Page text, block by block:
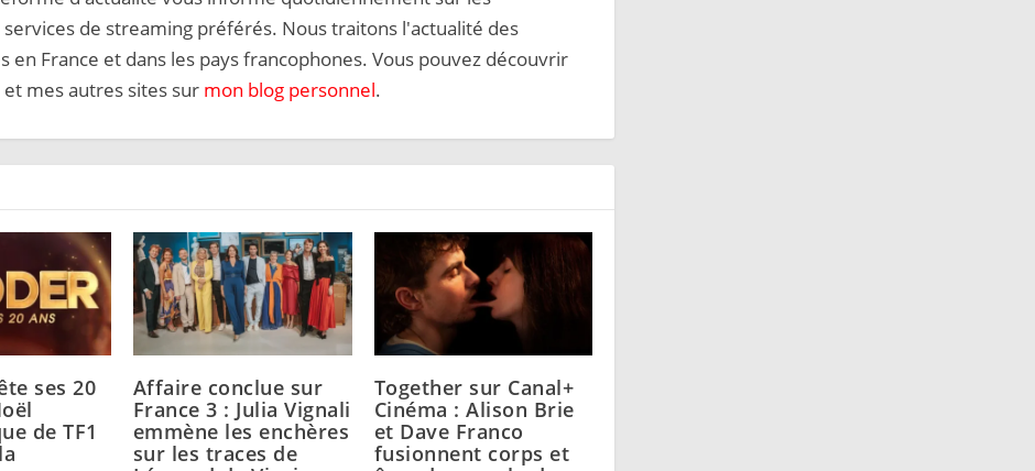
de streaming préférés. Nous traitons l'actualité des
en France et dans les pays francophones. Vous pouvez découvrir
mes autres sites sur mon blog personnel.
ses 20
de TF1
Affaire conclue sur
France 3 : Julia Vignali
emmène les enchères
sur les traces de
Together sur Canal+
Cinéma : Alison Brie
et Dave Franco
fusionnent corps et